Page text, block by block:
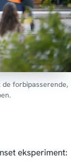
forbipasserende,
eksperiment: